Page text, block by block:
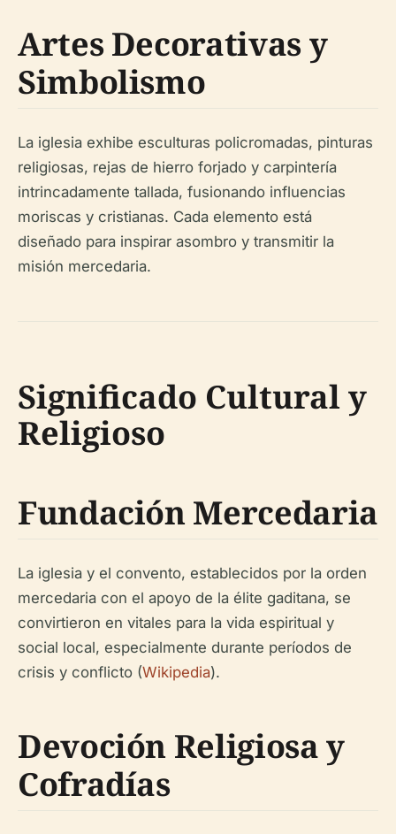
Artes Decorativas y
Simbolismo
La iglesia exhibe esculturas policromadas, pinturas
religiosas, rejas de hierro forjado y carpintería
intrincadamente tallada, fusionando influencias
moriscas y cristianas. Cada elemento está
diseñado para inspirar asombro y transmitir la
misión mercedaria.
Significado Cultural y
Religioso
Fundación Mercedaria
La iglesia y el convento, establecidos por la orden
mercedaria con el apoyo de la élite gaditana, se
convirtieron en vitales para la vida espiritual y
social local, especialmente durante períodos de
crisis y conflicto (Wikipedia).
Devoción Religiosa y
Cofradías